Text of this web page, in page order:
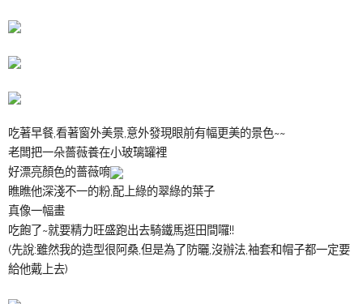
吃著早餐,看著窗外美景,意外發現眼前有幅更美的景色~~
老闆把一朵薔薇養在小玻璃罐裡
好漂亮顏色的薔薇唷
瞧瞧他深淺不一的粉,配上綠的翠綠的葉子
真像一幅畫
吃飽了~就要精力旺盛跑出去騎鐵馬逛田間囉!!
(先說:雖然我的造型很阿桑,但是為了防曬,沒辦法,袖套和帽子都一定要
給他戴上去)